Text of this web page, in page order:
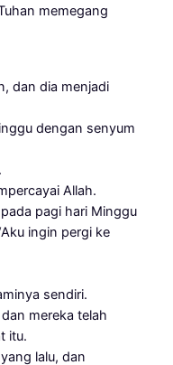
memegang
dan dia menjadi
dengan senyum
Allah.
pagi hari Minggu
ingin pergi ke
sendiri.
mereka telah
itu.
lalu, dan